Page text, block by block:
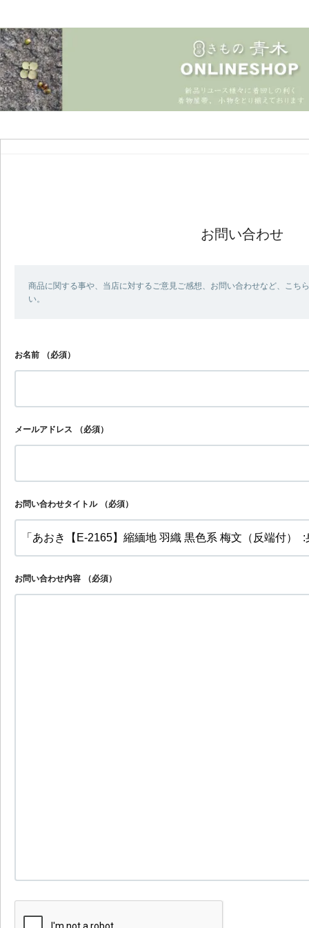
お問い合わせ
商品に関する事や、当店に対するご意見ご感想、お問い合わせなど、こち
い。
お名前 （必須）
メールアドレス （必須）
お問い合わせタイトル （必須）
お問い合わせ内容 （必須）